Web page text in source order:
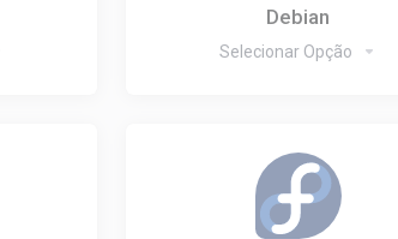
Debian
Selecionar Opção